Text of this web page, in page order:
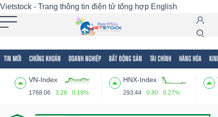
Vietstock - Trang thông tin điện tử tổng hợp English
TIN MỚI CHỨNG KHOÁN DOANH NGHIỆP BẤT ĐỘNG SẢN TÀI CHÍNH HÀNG HÓA
VN-Index
1768.06 3.28 0.19%
HNX-Index
293.44 0.80 0.27%
Tất cả Tính năng Ngành Mã chứng khoán
Tính
(-)